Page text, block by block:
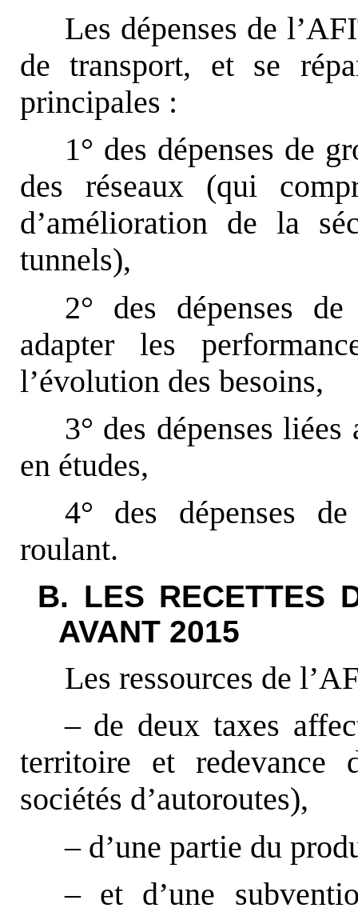
Les dépenses de
de transport, et se
principales :
1° des dépenses de
des réseaux (qui
d’amélioration de la
tunnels),
2° des dépenses
adapter les
l’évolution des besoins,
3° des dépenses
en études,
4° des dépenses
roulant.
B. LES RECETTES
AVANT 2015
Les ressources de
– de deux taxes
territoire et redevance
sociétés d’autoroutes),
– d’une partie du
– et d’une